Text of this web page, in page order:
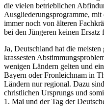
die vielen betrieblichen
Ausgliederungsprogramme,
immer noch von älteren
bei den Jüngeren keinen Ersatz
Ja, Deutschland hat die
krassesten
wenigen Ländern gelten und
Bayern oder Fronleichnam in
Ländern nur regional. Dazu
christlichen Ursprungs und
1. Mai und der Tag der